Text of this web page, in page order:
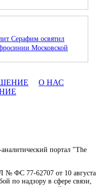
Серафим освятил
Московской
О НАС
портал "The
№ ФС 77-62707 от 10 августа
по надзору в сфере связи,